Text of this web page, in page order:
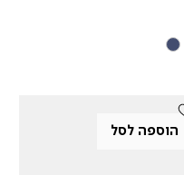
הוספה לסל